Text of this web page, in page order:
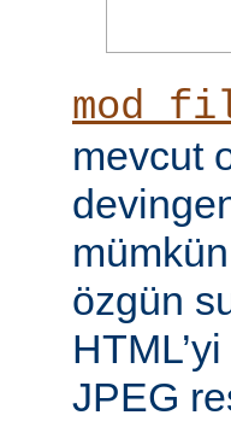
mevcut
özgün
JPEG